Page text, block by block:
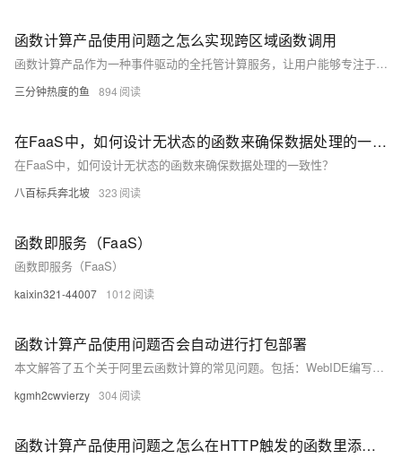
函数计算产品使用问题之怎么实现跨区域函数调用
函数计算产品作为一种事件驱动的全托管计算服务，让用户能够专注于业务逻辑的编写，而无需关心底层服务器的管理与运维。你可以有效地利用函数计算产品来支撑各类应用场景，从简单的数据处理到复杂的业务逻辑，实现快速、高效、低成本的云上部署与运维。以下是一些关于使用函数计算产品的合集和要点，帮助你更好地理解和应用这一服务。
三分钟热度的鱼 894
在FaaS中，如何设计无状态的函数来确保数据处理的一致性？
在FaaS中，如何设计无状态的函数来确保数据处理的一致性？
八百标兵奔北坡 323
函数即服务（FaaS）
函数即服务（FaaS）
kaixin321-44007 1012
函数计算产品使用问题否会自动进行打包部署
本文解答了五个关于阿里云函数计算的常见问题。包括：WebIDE编写的Node.js代码如何自动打包部署；如何为fc-stable-diffusion-plus开启API功能；如何在代码中主动结束实例并重启新实例处理触发器；如何在Koa中读取invoke事件消息；以及解决异步事件未触发的问题。提供了详细的解决方案和注意事项，帮助用户更好地理解和使用函数计算服务。[查看详情](https://developer.aliyun.com/ask/649609)
kgmh2cwvierzy 304
函数计算产品使用问题之怎么在HTTP触发的函数里添加或读取自定义头部